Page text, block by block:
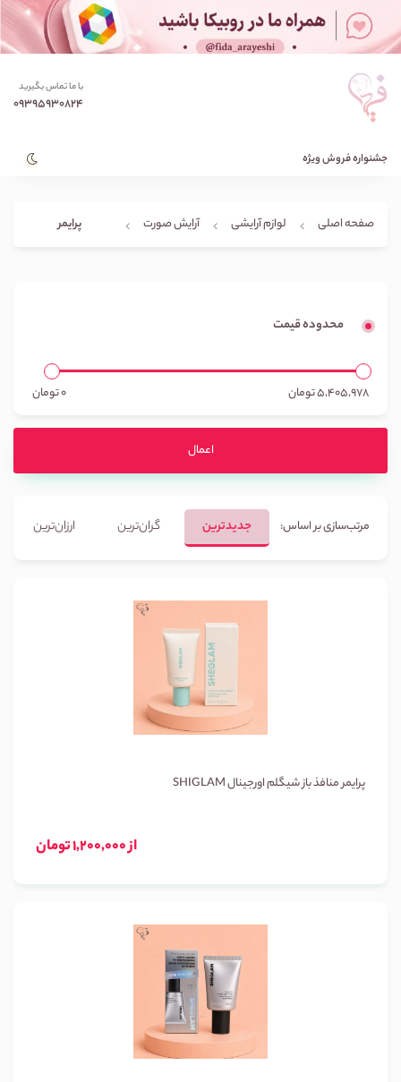
با ما تماس بگیرید
09395930824
جشنواره فروش ویژه
صفحه اصلی لوازم آرایشی آرایش صورت پرایمر
محدوده قیمت
5,405,978تومان 0تومان
اعمال
مرتب‌سازی بر اساس: جدیدترین گران‌ترین ارزان‌ترین
پرایمر منافذ باز شیگلم اورجینال SHIGLAM
از 1,200,000 تومان